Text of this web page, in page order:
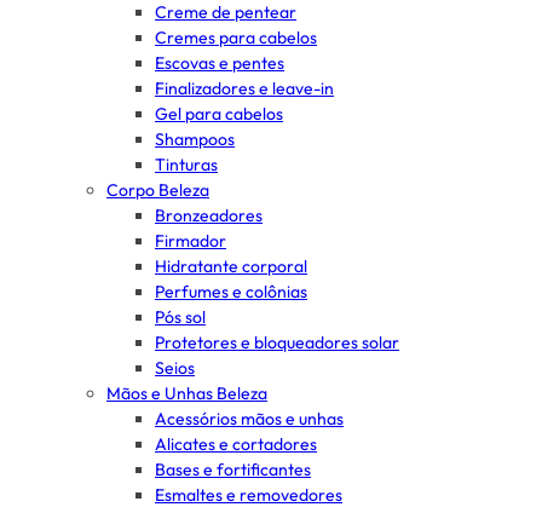
Creme de pentear
Cremes para cabelos
Escovas e pentes
Finalizadores e leave-in
Gel para cabelos
Shampoos
Tinturas
Corpo Beleza
Bronzeadores
Firmador
Hidratante corporal
Perfumes e colônias
Pós sol
Protetores e bloqueadores solar
Seios
Mãos e Unhas Beleza
Acessórios mãos e unhas
Alicates e cortadores
Bases e fortificantes
Esmaltes e removedores